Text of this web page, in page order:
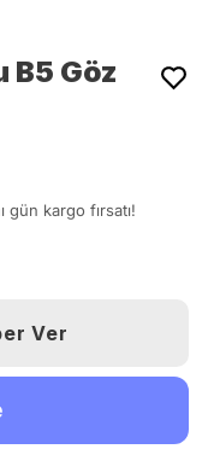
B5 Göz
kargo fırsatı!
Ver